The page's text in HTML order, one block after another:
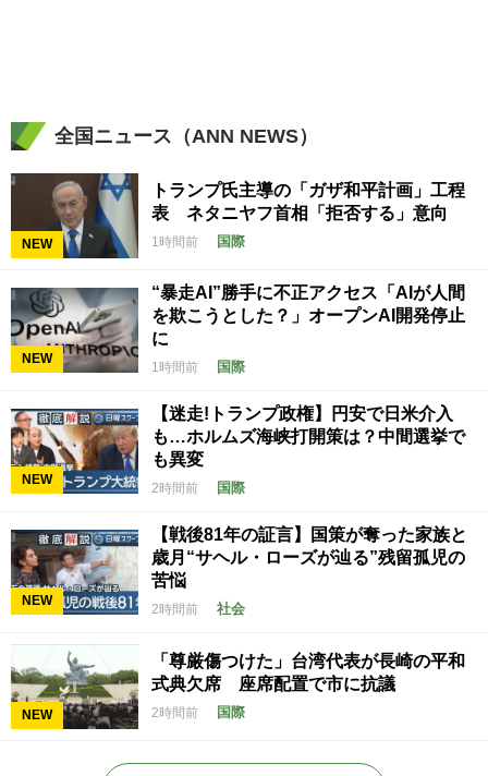
全国ニュース（ANN NEWS）
NEW
トランプ氏主導の「ガザ和平計画」工程
表 ネタニヤフ首相「拒否する」意向
1時間前 国際
NEW
“暴走AI”勝手に不正アクセス「AIが人間
を欺こうとした？」オープンAI開発停止
に
1時間前 国際
NEW
【迷走!トランプ政権】円安で日米介入
も…ホルムズ海峡打開策は？中間選挙で
も異変
2時間前 国際
NEW
【戦後81年の証言】国策が奪った家族と
歳月“サヘル・ローズが辿る”残留孤児の
苦悩
2時間前 社会
NEW
「尊厳傷つけた」台湾代表が長崎の平和
式典欠席 座席配置で市に抗議
2時間前 国際